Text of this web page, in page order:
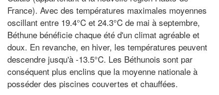
France). Avec des températures maximales moyennes
oscillant entre 19.4°C et 24.3°C de mai à septembre,
Béthune bénéficie chaque été d'un climat agréable et
doux. En revanche, en hiver, les températures peuvent
descendre jusqu'à -13.5°C. Les Béthunois sont par
conséquent plus enclins que la moyenne nationale à
posséder des piscines couvertes et chauffées.